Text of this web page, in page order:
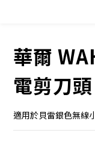
華爾
電剪刀頭
適用於貝雷銀色無